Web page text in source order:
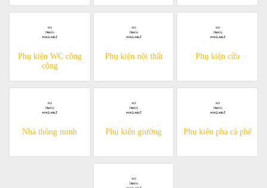
Phụ kiện WC công
cộng
Phụ kiện nội thất Phụ kiện cửa
Nhà thông minh Phụ kiện giường Phụ kiện pha cà phê